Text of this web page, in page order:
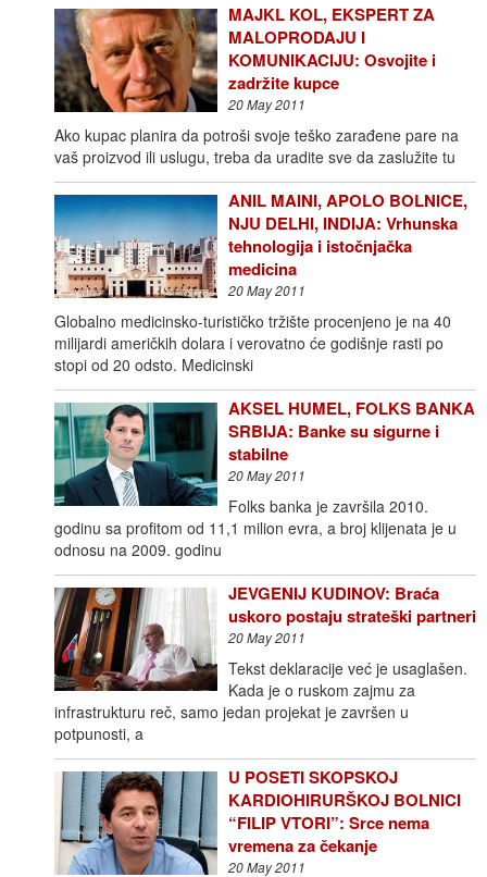
MAJKL KOL, EKSPERT ZA
MALOPRODAJU I
KOMUNIKACIJU: Osvojite i
zadržite kupce
20 May 2011
Ako kupac planira da potroši svoje teško zarađene pare na
vaš proizvod ili uslugu, treba da uradite sve da zaslužite tu
ANIL MAINI, APOLO BOLNICE,
NJU DELHI, INDIJA: Vrhunska
tehnologija i istočnjačka
medicina
20 May 2011
Globalno medicinsko-turističko tržište procenjeno je na 40
milijardi američkih dolara i verovatno će godišnje rasti po
stopi od 20 odsto. Medicinski
AKSEL HUMEL, FOLKS BANKA
SRBIJA: Banke su sigurne i
stabilne
20 May 2011
Folks banka je završila 2010.
godinu sa profitom od 11,1 milion evra, a broj klijenata je u
odnosu na 2009. godinu
JEVGENIJ KUDINOV: Braća
uskoro postaju strateški partneri
20 May 2011
Tekst deklaracije već je usaglašen.
Kada je o ruskom zajmu za
infrastrukturu reč, samo jedan projekat je završen u
potpunosti, a
U POSETI SKOPSKOJ
KARDIOHIRURŠKOJ BOLNICI
“FILIP VTORI”: Srce nema
vremena za čekanje
20 May 2011